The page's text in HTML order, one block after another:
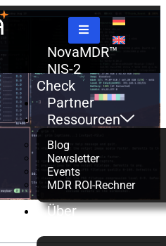
NovaMDR™
NIS-2
Check
Partner
Ressourcen
Blog
Newsletter
Events
MDR ROI-Rechner
Über